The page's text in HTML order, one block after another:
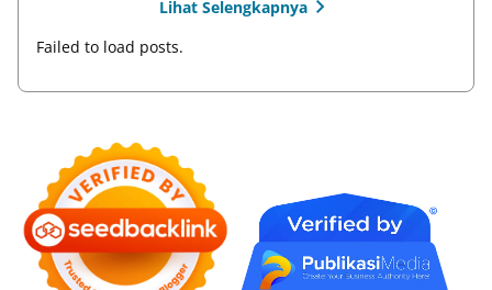
Lihat Selengkapnya
Failed to load posts.